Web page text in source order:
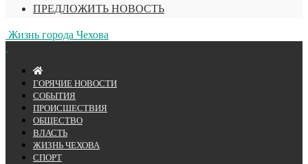
ПРЕДЛОЖИТЬ НОВОСТЬ
Жизнь города Чехова
ГОРЯЧИЕ НОВОСТИ
СОБЫТИЯ
ПРОИСШЕСТВИЯ
ОБЩЕСТВО
ВЛАСТЬ
ЖИЗНЬ ЧЕХОВА
СПОРТ